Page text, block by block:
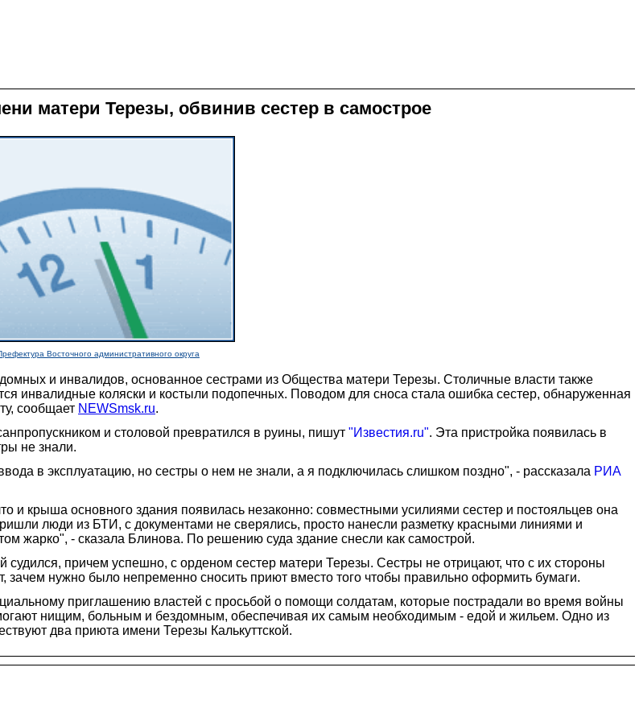
матери Терезы, обвинив сестер в самострое
Восточного административного округа
и инвалидов, основанное сестрами из Общества матери Терезы. Столичные власти также
инвалидные коляски и костыли подопечных. Поводом для сноса стала ошибка сестер, обнаруженная
сообщает NEWSmsk.ru.
и столовой превратился в руины, пишут "Известия.ru". Эта пристройка появилась в
не знали.
в эксплуатацию, но сестры о нем не знали, а я подключилась слишком поздно", - рассказала РИА
и крыша основного здания появилась незаконно: совместными усилиями сестер и постояльцев она
люди из БТИ, с документами не сверялись, просто нанесли разметку красными линиями и
жарко", - сказала Блинова. По решению суда здание снесли как самострой.
причем успешно, с орденом сестер матери Терезы. Сестры не отрицают, что с их стороны
нужно было непременно сносить приют вместо того чтобы правильно оформить бумаги.
приглашению властей с просьбой о помощи солдатам, которые пострадали во время войны
нищим, больным и бездомным, обеспечивая их самым необходимым - едой и жильем. Одно из
два приюта имени Терезы Калькуттской.